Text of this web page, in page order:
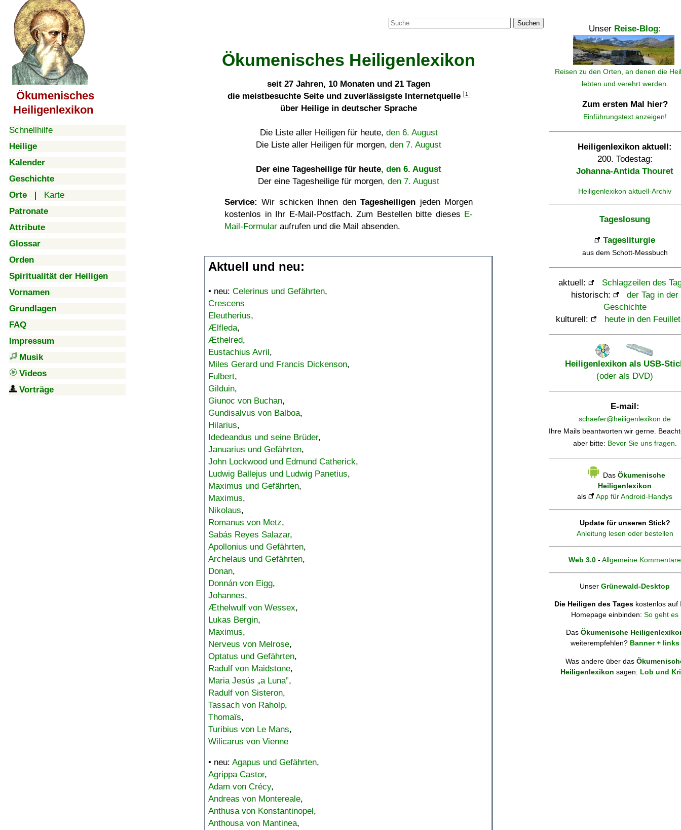
Ökumenisches
Heiligenlexikon
Schnellhilfe
Heilige
Kalender
Geschichte
Orte | Karte
Patronate
Attribute
Glossar
Orden
Spiritualität der Heiligen
Vornamen
Grundlagen
FAQ
Impressum
Musik
Videos
Vorträge
Suchen
Ökumenisches Heiligenlexikon
seit 27 Jahren, 10 Monaten und 21 Tagen
die meistbesuchte Seite und zuverlässigste Internetquelle
1
über Heilige in deutscher Sprache
Die Liste aller Heiligen für heute, den 6. August
Die Liste aller Heiligen für morgen, den 7. August
Der eine Tagesheilige für heute, den 6. August
Der eine Tagesheilige für morgen, den 7. August
Service: Wir schicken Ihnen denTagesheiligen jeden Morgen
kostenlos in Ihr E-Mail-Postfach. Zum Bestellen bitte dieses E-
Mail-Formular aufrufen und die Mail absenden.
Aktuell und neu:
• neu: Celerinus und Gefährten,
Crescens
Eleutherius,
Ælfleda,
Æthelred,
Eustachius Avril,
Miles Gerard und Francis Dickenson,
Fulbert,
Gilduin,
Giunoc von Buchan,
Gundisalvus von Balboa,
Hilarius,
Idedeandus und seine Brüder,
Januarius und Gefährten,
John Lockwood und Edmund Catherick,
Ludwig Ballejus und Ludwig Panetius,
Maximus und Gefährten,
Maximus,
Nikolaus,
Romanus von Metz,
Sabás Reyes Salazar,
Apollonius und Gefährten,
Archelaus und Gefährten,
Donan,
Donnán von Eigg,
Johannes,
Æthelwulf von Wessex,
Lukas Bergin,
Maximus,
Nerveus von Melrose,
Optatus und Gefährten,
Radulf von Maidstone,
Maria Jesús „a Luna”,
Radulf von Sisteron,
Tassach von Raholp,
Thomaïs,
Turibius von Le Mans,
Wilicarus von Vienne
• neu: Agapus und Gefährten,
Agrippa Castor,
Adam von Crécy,
Andreas von Montereale,
Anthusa von Konstantinopel,
Anthousa von Mantinea,
Unser Reise-Blog:
Reisen zu den Orten, an denen die
lebten und verehrt werden.
Zum ersten Mal hier?
Einführungstext anzeigen!
Heiligenlexikon aktuell:
200. Todestag:
Johanna-Antida Thouret
Heiligenlexikon aktuell-Archiv
Tageslosung
Tagesliturgie
aus dem Schott-Messbuch
aktuell:
Schlagzeilen des
historisch:
der Tag in der
Geschichte
kulturell:
heute in den
Heiligenlexikon als USB-
(oder als DVD)
E-mail:
schaefer@heiligenlexikon.de
Ihre Mails beantworten wir gerne.
aber bitte: Bevor Sie uns fragen.
Das Ökumenische
Heiligenlexikon
als
App für Android-Handys
Update für unseren Stick?
Anleitung lesen oder bestellen
Web 3.0 - Allgemeine Kommentare
Unser Grünewald-Desktop
Die Heiligen des Tages kostenlos auf
Homepage einbinden: So geht es
Das Ökumenische
weiterempfehlen? Banner + links
Was andere über das
Heiligenlexikon sagen: Lob und